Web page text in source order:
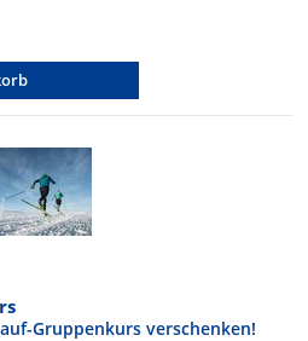
Gruppenkurs verschenken!